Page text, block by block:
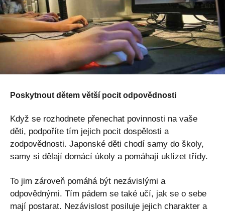
Poskytnout dětem větší pocit odpovědnosti
Když se rozhodnete přenechat povinnosti na vaše
děti, podpoříte tím jejich pocit dospělosti a
zodpovědnosti. Japonské děti chodí samy do školy,
samy si dělají domácí úkoly a pomáhají uklízet třídy.
To jim zároveň pomáhá být nezávislými a
odpovědnými. Tím pádem se také učí, jak se o sebe
mají postarat. Nezávislost posiluje jejich charakter a